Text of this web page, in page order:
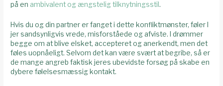
på en ambivalent og ængstelig tilknytningsstil.
Hvis du og din partner er fanget i dette konfliktmønster, føler I
jer sandsynligvis vrede, misforståede og afviste. I drømmer
begge om at blive elsket, accepteret og anerkendt, men det
føles uopnåeligt. Selvom det kan være svært at begribe, så er
de mange angreb faktisk jeres ubevidste forsøg på skabe en
dybere følelsesmæssig kontakt.